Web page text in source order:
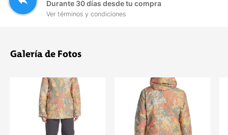
Durante 30 días desde tu compra
Ver términos y condiciones
Galería de Fotos